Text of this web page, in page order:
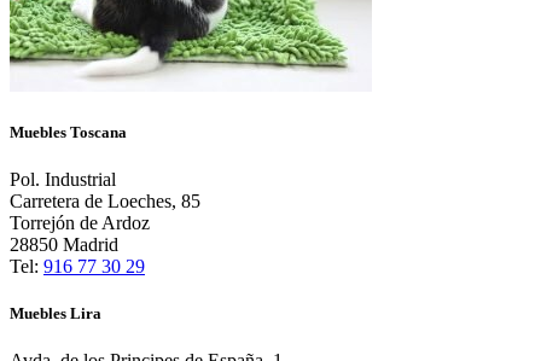
Muebles Toscana
Pol. Industrial
Carretera de Loeches, 85
Torrejón de Ardoz
28850 Madrid
Tel: 916 77 30 29
Muebles Lira